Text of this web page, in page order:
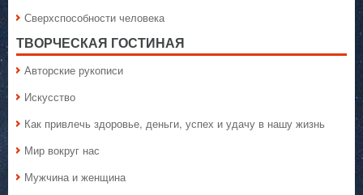
Сверхспособности человека
ТВОРЧЕСКАЯ ГОСТИНАЯ
Авторские рукописи
Искусство
Как привлечь здоровье, деньги, успех и удачу в нашу жизнь
Мир вокруг нас
Мужчина и женщина